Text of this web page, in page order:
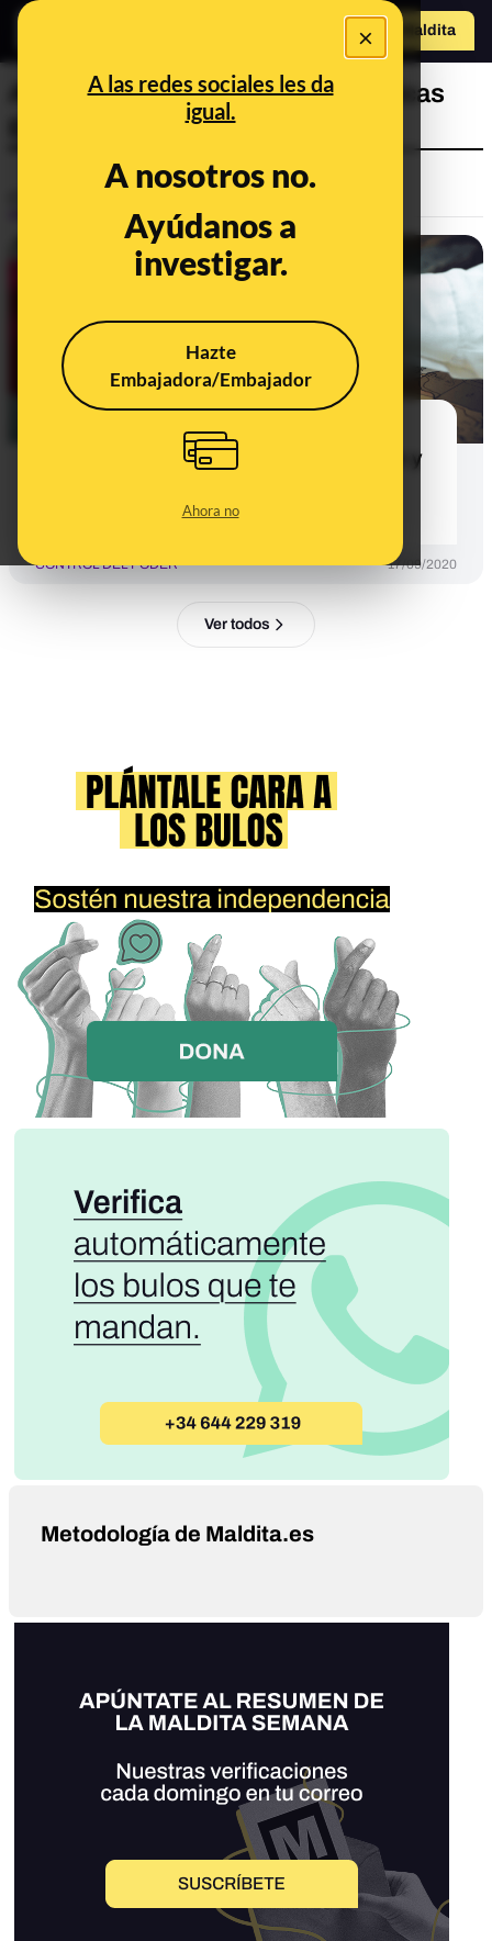
×
A las redes sociales les da
igual.
A nosotros no.
Ayúdanos a
investigar.
Hazte
Embajadora/Embajador
Ahora no
Hazte Maldita
Asociación de Mujeres Diplomáticas
Las mujeres sólo representan una
cuarta parte del cuerpo diplomático y
CONTROL DEL PODER 17/09/2020
Ver todos
Metodología de Maldita.es